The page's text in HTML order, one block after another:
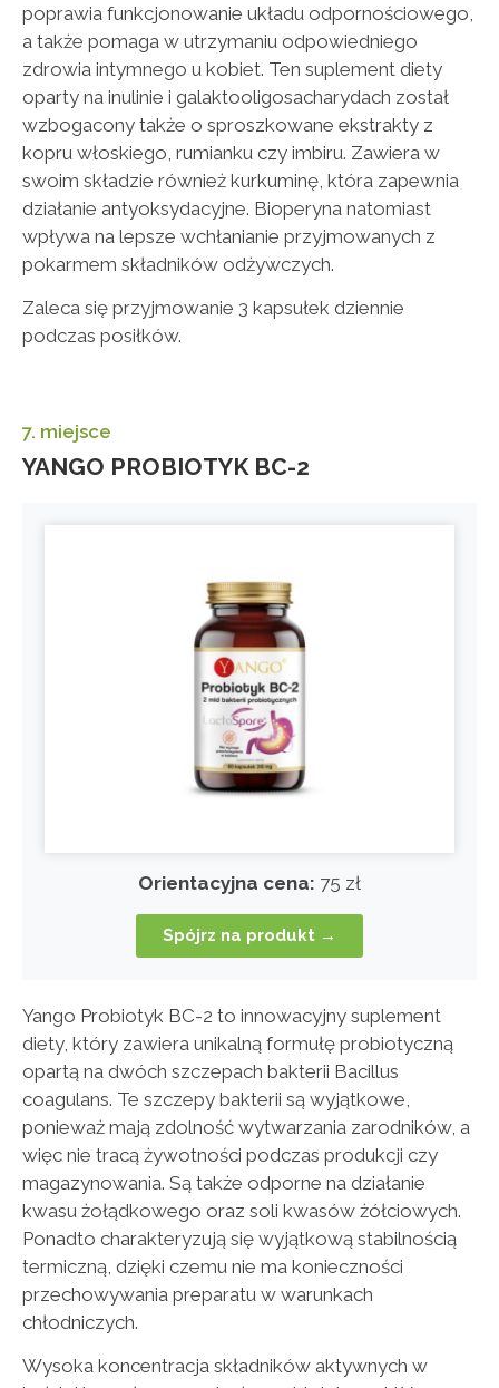
poprawia funkcjonowanie układu odpornościowego,
a także pomaga w utrzymaniu odpowiedniego
zdrowia intymnego u kobiet. Ten suplement diety
oparty na inulinie i galaktooligosacharydach został
wzbogacony także o sproszkowane ekstrakty z
kopru włoskiego, rumianku czy imbiru. Zawiera w
swoim składzie również kurkuminę, która zapewnia
działanie antyoksydacyjne. Bioperyna natomiast
wpływa na lepsze wchłanianie przyjmowanych z
pokarmem składników odżywczych.
Zaleca się przyjmowanie 3 kapsułek dziennie
podczas posiłków.
7. miejsce
YANGO PROBIOTYK BC-2
Orientacyjna cena: 75 zł
Spójrz na produkt →
Yango Probiotyk BC-2 to innowacyjny suplement
diety, który zawiera unikalną formułę probiotyczną
opartą na dwóch szczepach bakterii Bacillus
coagulans. Te szczepy bakterii są wyjątkowe,
ponieważ mają zdolność wytwarzania zarodników, a
więc nie tracą żywotności podczas produkcji czy
magazynowania. Są także odporne na działanie
kwasu żołądkowego oraz soli kwasów żółciowych.
Ponadto charakteryzują się wyjątkową stabilnością
termiczną, dzięki czemu nie ma konieczności
przechowywania preparatu w warunkach
chłodniczych.
Wysoka koncentracja składników aktywnych w